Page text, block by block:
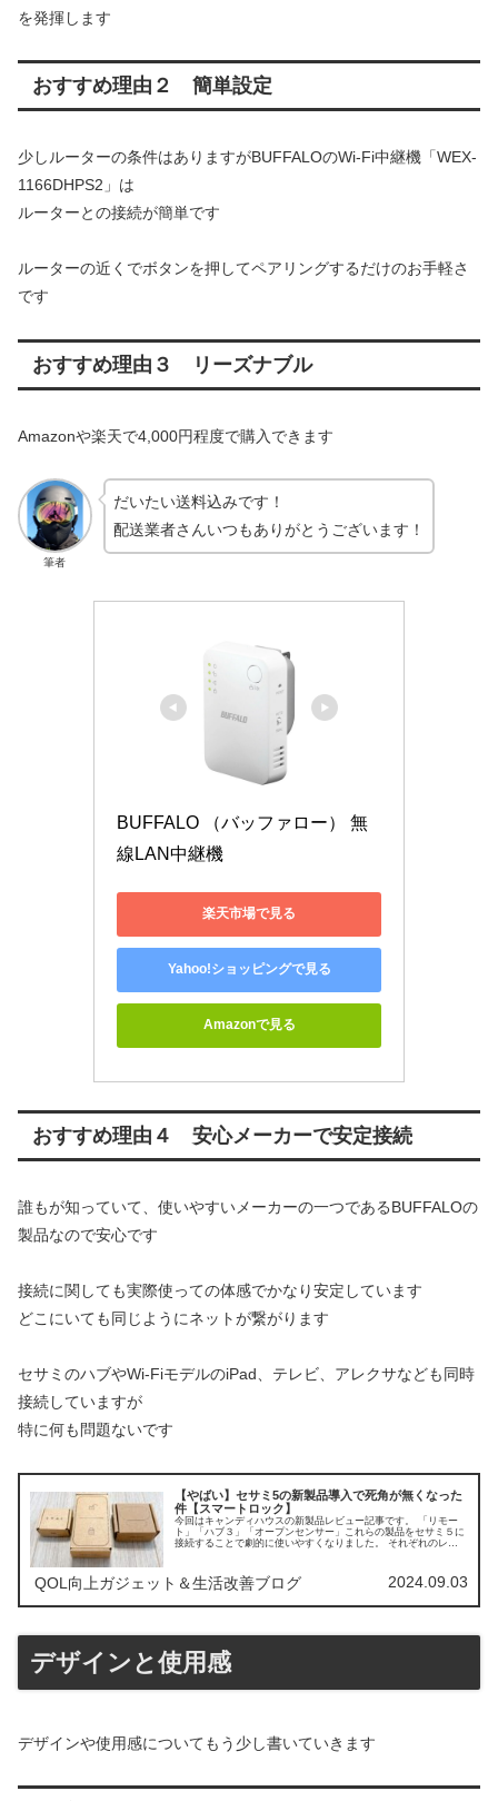
を発揮します
おすすめ理由２ 簡単設定
少しルーターの条件はありますがBUFFALOのWi-Fi中継機「WEX-
1166DHPS2」は
ルーターとの接続が簡単です
ルーターの近くでボタンを押してペアリングするだけのお手軽さ
です
おすすめ理由３ リーズナブル
Amazonや楽天で4,000円程度で購入できます
筆者
だいたい送料込みです！
配送業者さんいつもありがとうございます！
BUFFALO （バッファロー） 無
線LAN中継機
楽天市場で見る
Yahoo!ショッピングで見る
Amazonで見る
おすすめ理由４ 安心メーカーで安定接続
誰もが知っていて、使いやすいメーカーの一つであるBUFFALOの
製品なので安心です
接続に関しても実際使っての体感でかなり安定しています
どこにいても同じようにネットが繋がります
セサミのハブやWi-FiモデルのiPad、テレビ、アレクサなども同時
接続していますが
特に何も問題ないです
【やばい】セサミ5の新製品導入で死角が無くなった
件【スマートロック】
今回はキャンディハウスの新製品レビュー記事です。 「リモー
ト」「ハブ３」「オープンセンサー」これらの製品をセサミ５に
接続することで劇的に使いやすくなりました。 それぞれのレビ
QOL向上ガジェット＆生活改善ブログ 2024.09.03
デザインと使用感
デザインや使用感についてもう少し書いていきます